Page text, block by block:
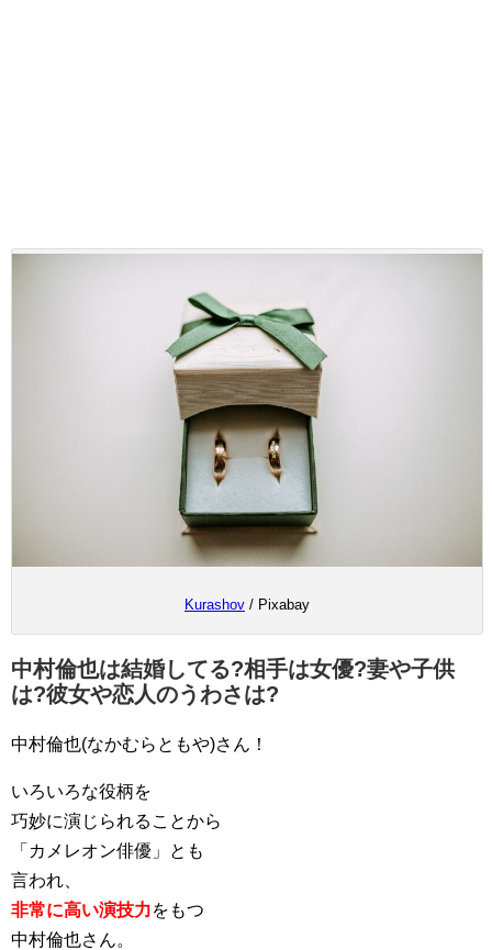
Kurashov / Pixabay
中村倫也は結婚してる?相手は女優?妻や子供
は?彼女や恋人のうわさは?
中村倫也(なかむらともや)さん！
いろいろな役柄を
巧妙に演じられることから
「カメレオン俳優」とも
言われ、
非常に高い演技力をもつ
中村倫也さん。